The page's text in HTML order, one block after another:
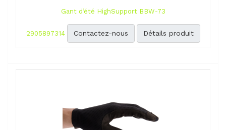
Gant d’été HighSupport BBW-73
2905897314 Contactez-nous Détails produit